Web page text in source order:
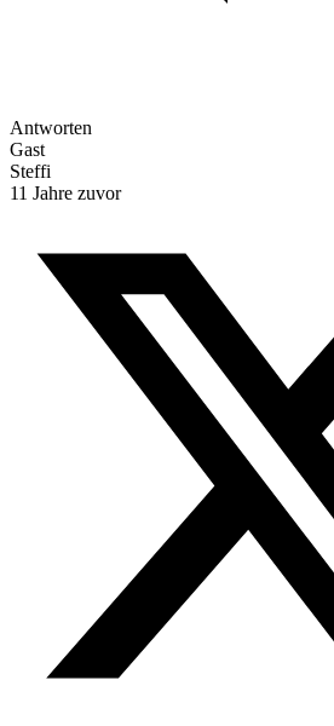
Antworten
Gast
Steffi
11 Jahre zuvor